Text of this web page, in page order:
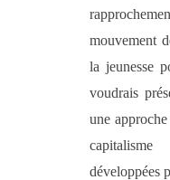
mouvement
la jeunesse
voudrais
une
développées